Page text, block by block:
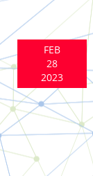
FEB
28
2023